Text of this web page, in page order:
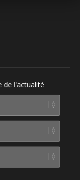
de l'actualité